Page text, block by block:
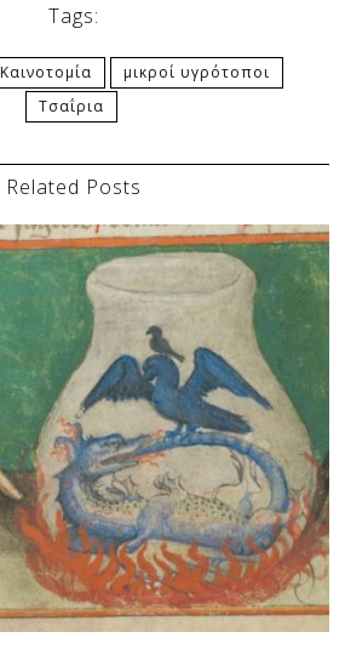
Tags:
Καινοτομία
μικροί υγρότοποι
Τσαΐρια
Related Posts